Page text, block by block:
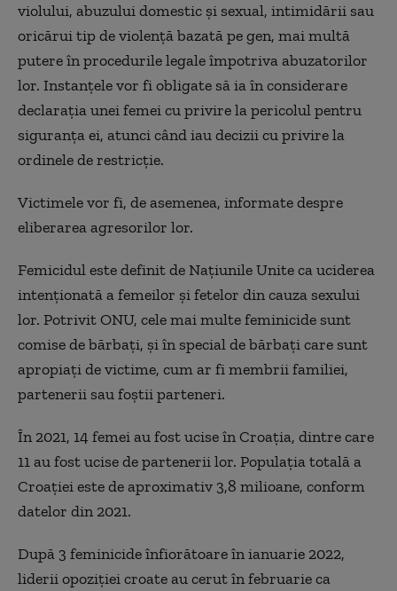
violului, abuzului domestic și sexual, intimidării sau
oricărui tip de violență bazată pe gen, mai multă
putere în procedurile legale împotriva abuzatorilor
lor. Instanțele vor fi obligate să ia în considerare
declarația unei femei cu privire la pericolul pentru
siguranța ei, atunci când iau decizii cu privire la
ordinele de restricție.
Victimele vor fi, de asemenea, informate despre
eliberarea agresorilor lor.
Femicidul este definit de Națiunile Unite ca uciderea
intenționată a femeilor și fetelor din cauza sexului
lor. Potrivit ONU, cele mai multe feminicide sunt
comise de bărbați, și în special de bărbați care sunt
apropiați de victime, cum ar fi membrii familiei,
partenerii sau foștii parteneri.
În 2021, 14 femei au fost ucise în Croația, dintre care
11 au fost ucise de partenerii lor. Populația totală a
Croației este de aproximativ 3,8 milioane, conform
datelor din 2021.
După 3 feminicide înfiorătoare în ianuarie 2022,
liderii opoziției croate au cerut în februarie ca